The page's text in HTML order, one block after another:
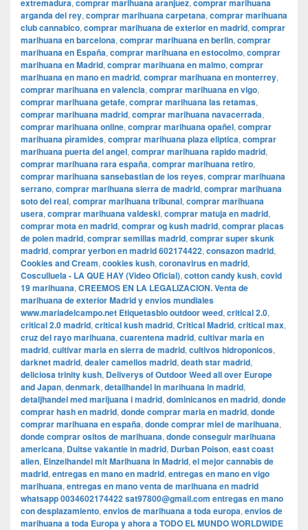
extremadura, comprar marihuana aranjuez, comprar marihuana
arganda del rey, comprar marihuana carpetana, comprar marihuana
club cannabico, comprar marihuana de exterior en madrid, comprar
marihuana en barcelona, comprar marihuana en berlin, comprar
marihuana en España, comprar marihuana en estocolmo, comprar
marihuana en Madrid, comprar marihuana en malmo, comprar
marihuana en mano en madrid, comprar marihuana en monterrey,
comprar marihuana en valencia, comprar marihuana en vigo,
comprar marihuana getafe, comprar marihuana las retamas,
comprar marihuana madrid, comprar marihuana navacerrada,
comprar marihuana online, comprar marihuana opañel, comprar
marihuana pìramides, comprar marihuana plaza eliptica, comprar
marihuana puerta del angel, comprar marihuana rapido madrid,
comprar marihuana rara españa, comprar marihuana retiro,
comprar marihuana sansebastian de los reyes, comprar marihuana
serrano, comprar marihuana sierra de madrid, comprar marihuana
soto del real, comprar marihuana tribunal, comprar marihuana
usera, comprar marihuana valdeski, comprar matuja en madrid,
comprar mota en madrid, comprar og kush madrid, comprar placas
de polen madrid, comprar semillas madrid, comprar super skunk
madrid, comprar yerbon en madrid 602174422, consazon madrid,
Cookies and Cream, cookies kush, coronavirus en madrid,
Cosculluela - LA QUE HAY (Video Oficial), cotton candy kush, covid
19 marihuana, CREEMOS EN LA LEGALIZACION. Venta de
marihuana de exterior Madrid y envios mundiales
www.mariadelcampo.net Etiquetasbio outdoor weed, critical 2.0,
critical 2.0 madrid, critical kush madrid, Critical Madrid, critical max,
cruz del rayo marihuana, cuarentena madrid, cultivar maria en
madrid, cultivar maria en sierra de madrid, cultivos hidroponicos,
darknet madrid, dealer camellos madrid, death star madrid,
deliciosa trinity kush, Deliverys of Outdoor Weed all over Europe
and Japan, denmark, detailhandel in marihuana in madrid,
detaljhandel med marijuana i madrid, dominicanos en madrid, donde
comprar hash en madrid, donde comprar maria en madrid, donde
comprar marihuana en españa, donde comprar miel de marihuana,
donde comprar ositos de marihuana, donde conseguir marihuana
americana, Duitse vakantie in madrid, Durban Poison, east coast
alien, Einzelhandel mit Marihuana in Madrid, el mejor cannabis de
madrid, entregas en mano en madrid, entregas en mano en vigo
marihuana, entregas en mano venta de marihuana en madrid
whatsapp 0034602174422 sat97800@gmail.com entregas en mano
con desplazamiento, envios de marihuana a toda europa, envios de
marihuana a toda Europa y ahora a TODO EL MUNDO WORLDWIDE